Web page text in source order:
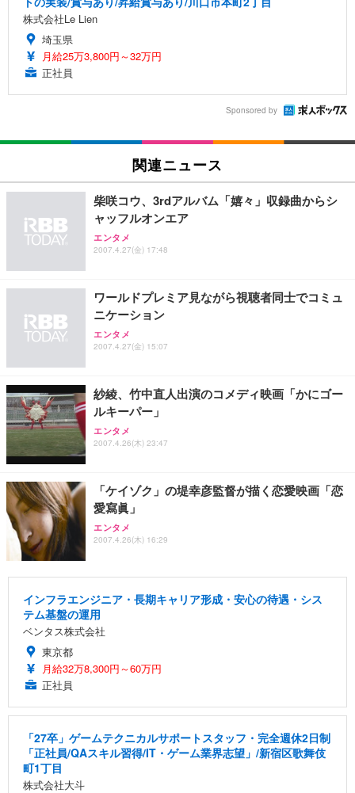
株式会社Le Lien
埼玉県
月給25万3,800円～32万円
正社員
Sponsored by
関連ニュース
柴咲コウ、3rdアルバム「嬉々」収録曲からシ
ャッフルオンエア
エンタメ
2007.4.27(金) 17:48
ワールドプレミア見ながら視聴者同士でコミュ
ニケーション
エンタメ
2007.4.27(金) 15:07
紗綾、竹中直人出演のコメディ映画「かにゴー
ルキーパー」
エンタメ
2007.4.26(木) 23:47
「ケイゾク」の堤幸彦監督が描く恋愛映画「恋
愛寫眞」
エンタメ
2007.4.26(木) 16:29
インフラエンジニア・長期キャリア形成・安心の待遇・シス
テム基盤の運用
ベンタス株式会社
東京都
月給32万8,300円～60万円
正社員
「27卒」ゲームテクニカルサポートスタッフ・完全週休2日制
「正社員/QAスキル習得/IT・ゲーム業界志望」/新宿区歌舞伎
町1丁目
株式会社大斗